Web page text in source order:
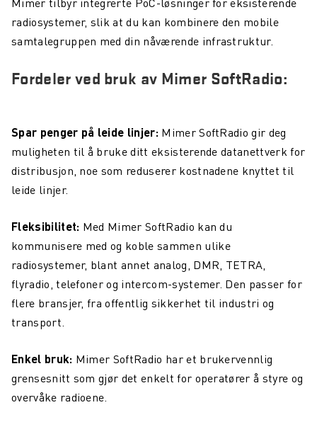
radiosystemer, slik at du kan kombinere den mobile
samtalegruppen med din nåværende infrastruktur.
Fordeler ved bruk av Mimer SoftRadio:
Spar penger på leide linjer: Mimer SoftRadio gir deg
muligheten til å bruke ditt eksisterende datanettverk for
distribusjon, noe som reduserer kostnadene knyttet til
leide linjer.
Fleksibilitet: Med Mimer SoftRadio kan du
kommunisere med og koble sammen ulike
radiosystemer, blant annet analog, DMR, TETRA,
flyradio, telefoner og intercom-systemer. Den passer for
flere bransjer, fra offentlig sikkerhet til industri og
transport.
Enkel bruk: Mimer SoftRadio har et brukervennlig
grensesnitt som gjør det enkelt for operatører å styre og
overvåke radioene.